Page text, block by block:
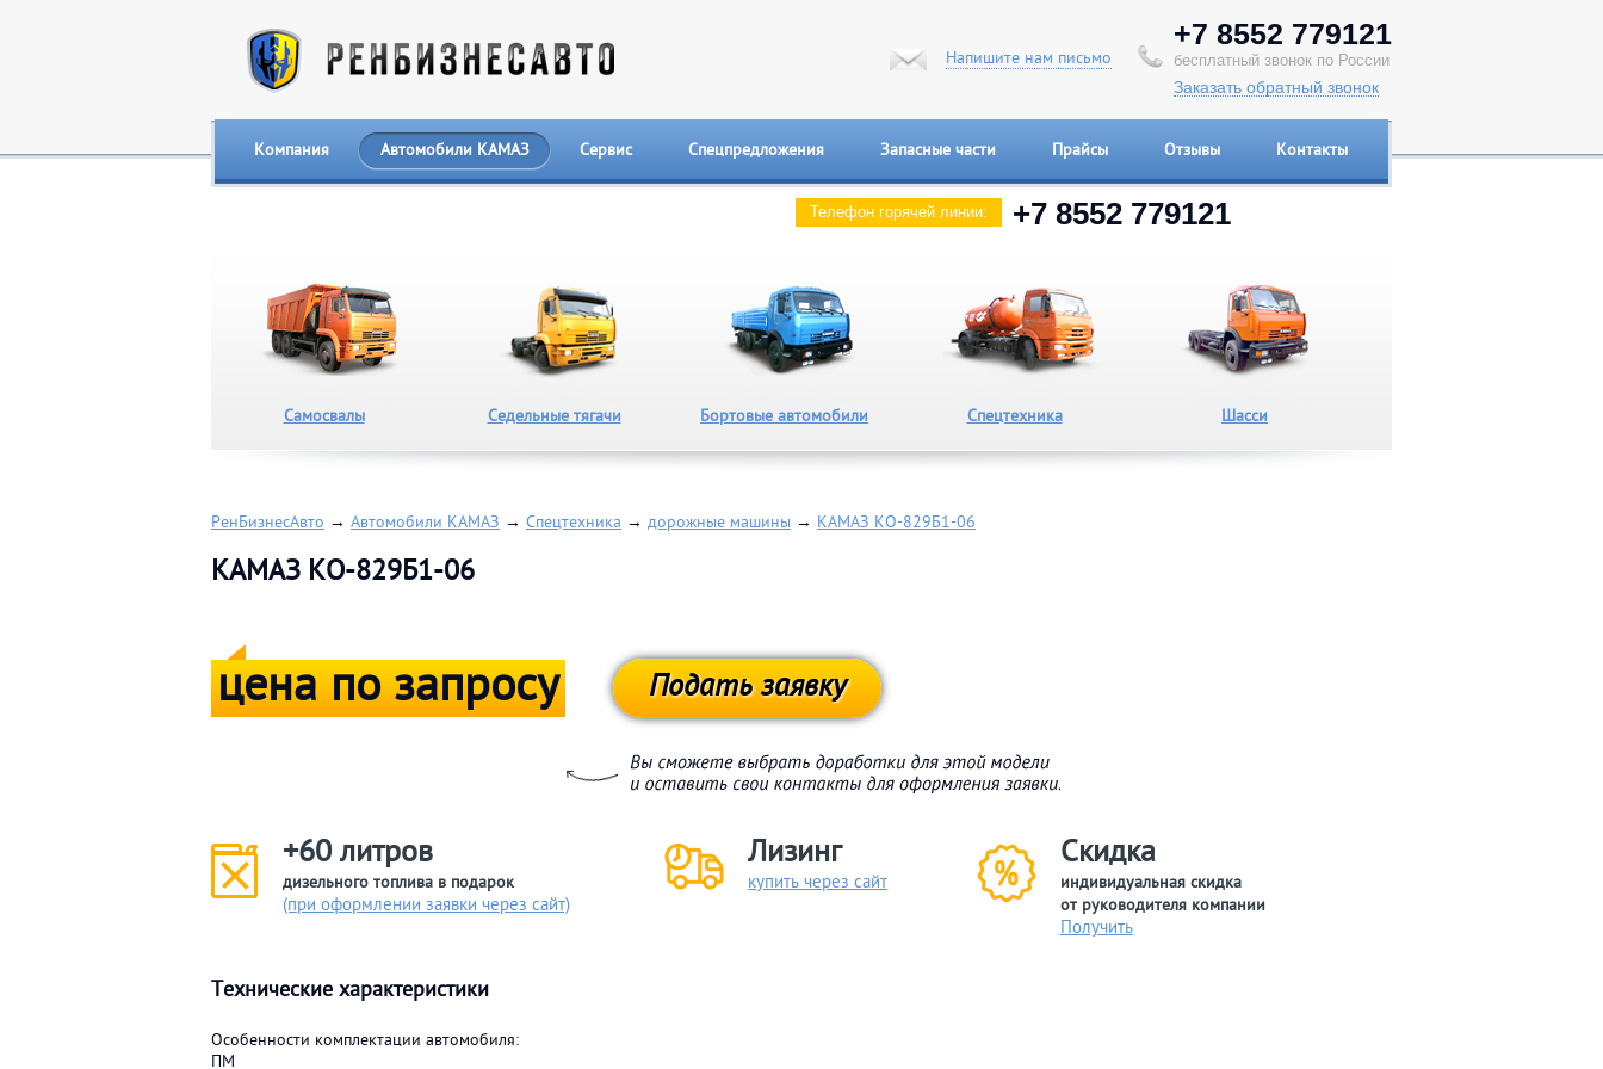
Напишите нам письмо
+7 8552 779121
бесплатный звонок по России
Заказать обратный звонок
Компания Автомобили КАМАЗ Сервис Спецпредложения Запасные части Прайсы Отзывы Контакты
Телефон горячей линии: +7 8552 779121
Самосвалы Седельные тягачи Бортовые автомобили Спецтехника Шасси
РенБизнесАвто → Автомобили КАМАЗ → Спецтехника → дорожные машины → КАМАЗ КО-829Б1-06
КАМАЗ КО-829Б1-06
цена по запросу Подать заявку
+60 литров
дизельного топлива в подарок
(при оформлении заявки через сайт)
Лизинг
купить через сайт
Скидка
индивидуальная скидка
от руководителя компании
Получить
Технические характеристики
Особенности комплектации автомобиля:
ПМ